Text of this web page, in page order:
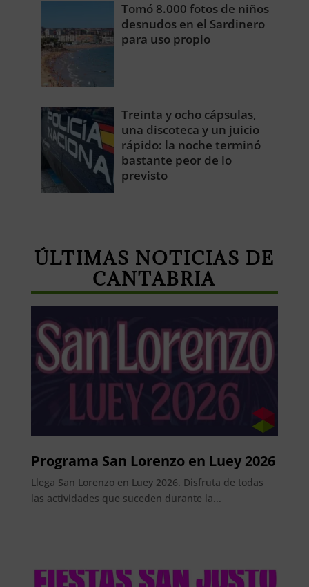
Tomó 8.000 fotos de niños
desnudos en el Sardinero
para uso propio
Treinta y ocho cápsulas,
una discoteca y un juicio
rápido: la noche terminó
bastante peor de lo
previsto
ÚLTIMAS NOTICIAS DE
CANTABRIA
Programa San Lorenzo en Luey 2026
Llega San Lorenzo en Luey 2026. Disfruta de todas
las actividades que suceden durante la...